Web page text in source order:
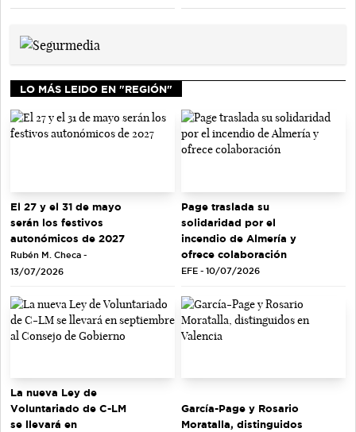
LO MÁS LEIDO EN "REGIÓN"
El 27 y el 31 de mayo
serán los festivos
autonómicos de 2027
Rubén M. Checa -
13/07/2026
Page traslada su
solidaridad por el
incendio de Almería y
ofrece colaboración
EFE - 10/07/2026
La nueva Ley de
Voluntariado de C-LM
se llevará en
García-Page y Rosario
Moratalla, distinguidos